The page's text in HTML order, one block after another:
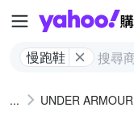
慢跑鞋
UNDER ARMOUR